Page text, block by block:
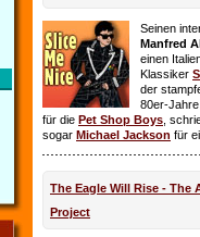
Seinen
Manfred
einen
Klassiker
der
80er-
für die Pet Shop Boys ,
sogar Michael Jackson für
The Eagle Will Rise - The
Project